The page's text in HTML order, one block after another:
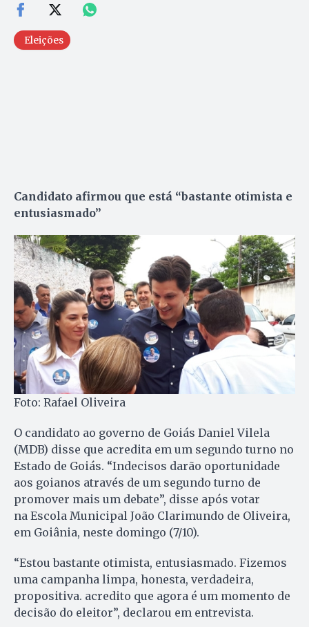
Eleições
Candidato afirmou que está “bastante otimista e
entusiasmado”
Foto: Rafael Oliveira
O candidato ao governo de Goiás Daniel Vilela
(MDB) disse que acredita em um segundo turno no
Estado de Goiás. “Indecisos darão oportunidade
aos goianos através de um segundo turno de
promover mais um debate”, disse após votar
na Escola Municipal João Clarimundo de Oliveira,
em Goiânia, neste domingo (7/10).
“Estou bastante otimista, entusiasmado. Fizemos
uma campanha limpa, honesta, verdadeira,
propositiva. acredito que agora é um momento de
decisão do eleitor”, declarou em entrevista.